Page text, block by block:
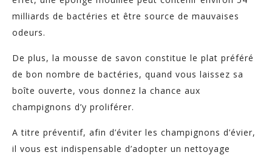
milliards de bactéries et être source de mauvaises
odeurs.
De plus, la mousse de savon constitue le plat préféré
de bon nombre de bactéries, quand vous laissez sa
boîte ouverte, vous donnez la chance aux
champignons d’y proliférer.
A titre préventif, afin d’éviter les champignons d’évier,
il vous est indispensable d’adopter un nettoyage